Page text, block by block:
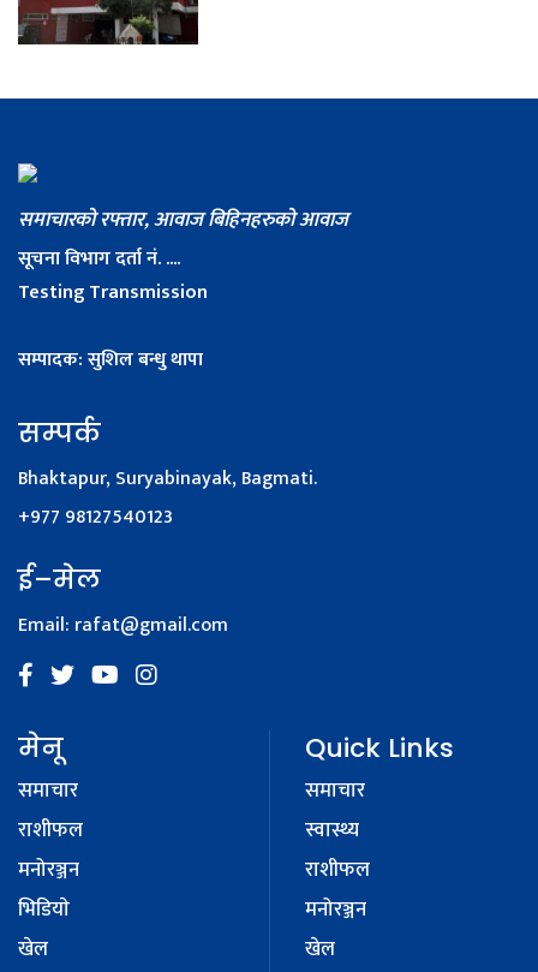
समाचारको रफ्तार, आवाज बिहिनहरुको आवाज
सूचना विभाग दर्ता नं. ....
Testing Transmission
सम्पादक: सुशिल बन्धु थापा
सम्पर्क
Bhaktapur, Suryabinayak, Bagmati.
+977 98127540123
ई–मेल
Email: rafat@gmail.com
मेनू
समाचार
राशीफल
मनोरञ्जन
भिडियाे
खेल
Quick Links
समाचार
स्वास्थ्य
राशीफल
मनोरञ्जन
खेल